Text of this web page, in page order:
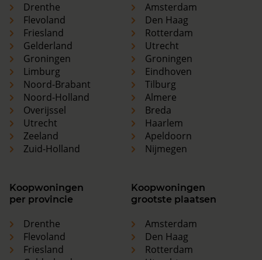
Drenthe
Flevoland
Friesland
Gelderland
Groningen
Limburg
Noord-Brabant
Noord-Holland
Overijssel
Utrecht
Zeeland
Zuid-Holland
Amsterdam
Den Haag
Rotterdam
Utrecht
Groningen
Eindhoven
Tilburg
Almere
Breda
Haarlem
Apeldoorn
Nijmegen
Koopwoningen
per provincie
Drenthe
Flevoland
Friesland
Koopwoningen
grootste plaatsen
Amsterdam
Den Haag
Rotterdam